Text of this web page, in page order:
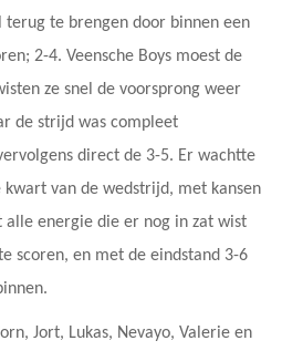
te brengen door binnen een
2-4. Veensche Boys moest de
ze snel de voorsprong weer
de strijd was compleet
direct de 3-5. Er wachtte
kwart van de wedstrijd, met kansen
energie die er nog in zat wist
scoren, en met de eindstand 3-6
Jort, Lukas, Nevayo, Valerie en